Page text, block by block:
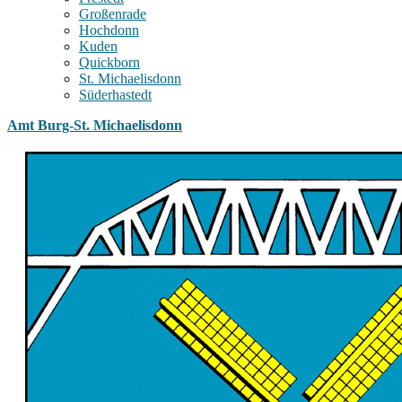
Großenrade
Hochdonn
Kuden
Quickborn
St. Michaelisdonn
Süderhastedt
Amt Burg-St. Michaelisdonn